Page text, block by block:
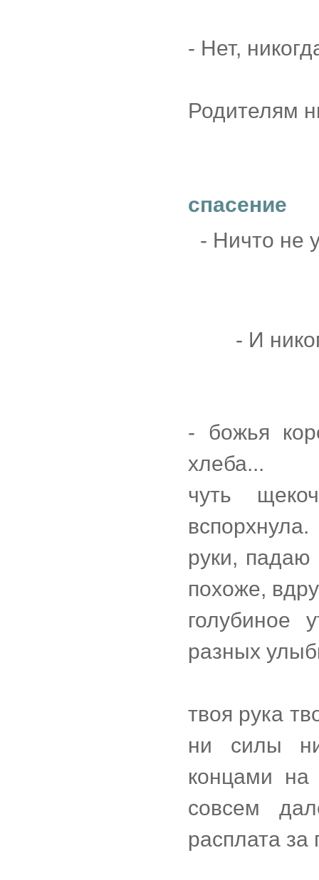
- Нет,
Родителям
спасение
- Ничто не
- И
- божья
хлеба...
чуть
руки, падаю
похоже,
голубиное
разных
твоя рука
ни силы
концами
совсем
расплата за